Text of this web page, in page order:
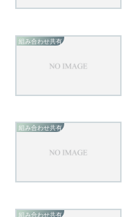
組み合わせ共有
組み合わせ共有
組み合わせ共有